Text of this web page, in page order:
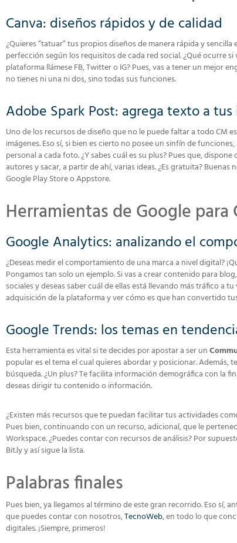
Canva: diseños rápidos y de calidad
¿Quieres “tatuar” tus propios diseños de manera rápida y
perfección según los requisitos de cada red social. ¿Qué ocurre
plataforma llámese FB, Twitter o IG? Pues, vas a tener un mejor
no tienes ni una ni dos, sino todas sus funciones.
Adobe Spark Post: agrega texto a tus
Uno de los recursos de diseño que no le puede faltar a todo CM
imágenes. Eso sí, si bien es cierto no posee un sinfín de
personal a cada foto. ¿Y sabes cuál es su plus? Pues que,
autores y sacar, a partir de ahí, varias ideas. ¿Es gratuita?
Google Play Store o Appstore.
Herramientas de Google para
Google Analytics: analizando el
¿Deseas medir el comportamiento de una marca a nivel digital?
Pongamos tan solo un ejemplo. Si vas a crear contenido para
sociales y deseas saber cuál de ellas está llevando más tráfico a
adquisición de la plataforma y ver cómo es que han convertido
Google Trends: los temas en
Esta herramienta es vital si te decides por apostar a ser un
popular es el tema el cual quieres abordar y posicionar. Además,
búsqueda. ¿Un plus? Te facilita información demográfica con la
deseas dirigir tu contenido o información.
¿Existen más recursos que te puedan facilitar tus actividades
Pues bien, continuando con un recurso, adicional, que le
Workspace. ¿Puedes contar con recursos de análisis? Por
Bit.ly y así sigue la lista.
Palabras finales
Pues bien, ya llegamos al término de este gran recorrido. Eso
que puedes contar con nosotros,TecnoWeb, en todo lo que
digitales. ¡Siempre, primeros!